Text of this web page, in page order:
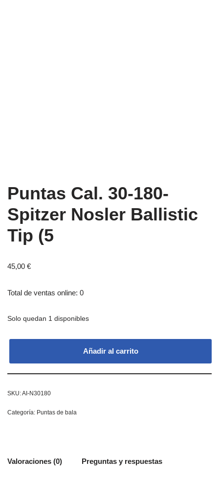
Puntas Cal. 30-180-
Spitzer Nosler Ballistic
Tip (5
45,00 €
Total de ventas online: 0
Solo quedan 1 disponibles
Añadir al carrito
SKU:AI-N30180
Categoría: Puntas de bala
Valoraciones (0) Preguntas y respuestas